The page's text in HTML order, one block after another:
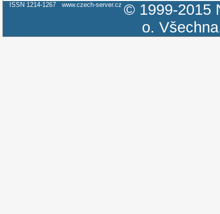
ISSN 1214-1267 www.czech-server.cz © 1999-2015
o.